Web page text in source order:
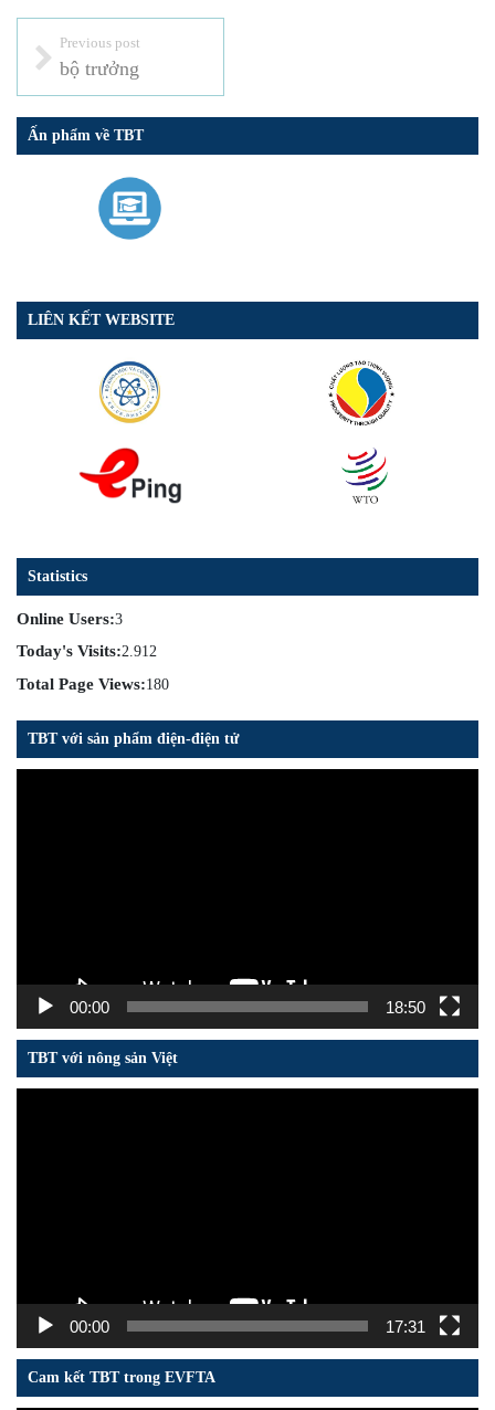
Previous post
bộ trưởng
Ấn phẩm về TBT
LIÊN KẾT WEBSITE
Statistics
Online Users:3
Today's Visits:2.912
Total Page Views:180
TBT với sản phẩm điện-điện tử
00:00 18:50
TBT với nông sản Việt
00:00 17:31
Cam kết TBT trong EVFTA